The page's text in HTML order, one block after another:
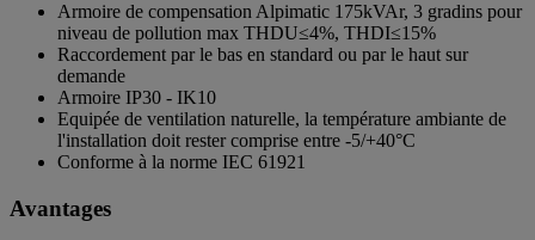
Armoire de compensation Alpimatic 175kVAr, 3 gradins pour
niveau de pollution max THDU≤4%, THDI≤15%
Raccordement par le bas en standard ou par le haut sur
demande
Armoire IP30 - IK10
Equipée de ventilation naturelle, la température ambiante de
l'installation doit rester comprise entre -5/+40°C
Conforme à la norme IEC 61921
Avantages